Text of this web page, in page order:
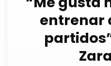
entrenar